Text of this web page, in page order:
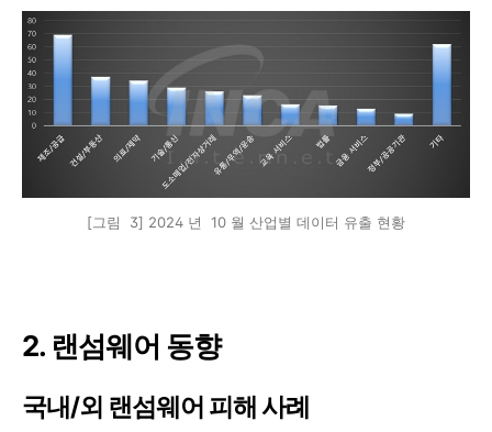
[그림 3] 2024 년 10 월 산업별 데이터 유출 현황
2. 랜섬웨어 동향
국내/외 랜섬웨어 피해 사례